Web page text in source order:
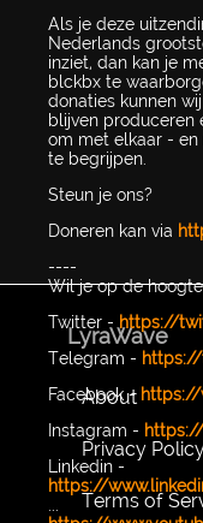
Als je deze
Nederlands
inziet, dan kan je
blckbx te
donaties kunnen
blijven produceren
om met elkaar -
te begrijpen.
Steun je ons?
Doneren kan via
----
Wil je op de
Twitter -https://
Telegram -
Facebook - https://
Instagram -
Linkedin -
https://
...
LyraWave
About
Privacy
Terms of